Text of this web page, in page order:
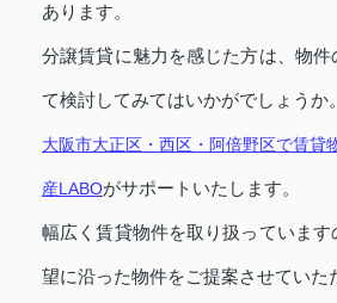
あります。
分譲賃貸に魅力を感じた方は、物件
て検討してみてはいかがでしょうか。
大阪市大正区・西区・阿倍野区で賃貸
産LABOがサポートいたします。
幅広く賃貸物件を取り扱っていま
望に沿った物件をご提案させていた